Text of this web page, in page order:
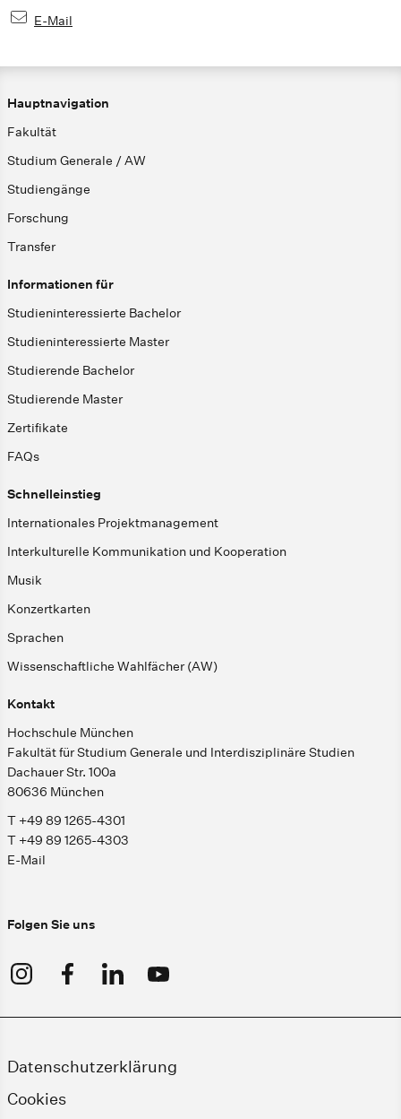
E-Mail
Hauptnavigation
Fakultät
Studium Generale / AW
Studiengänge
Forschung
Transfer
Informationen für
Studieninteressierte Bachelor
Studieninteressierte Master
Studierende Bachelor
Studierende Master
Zertifikate
FAQs
Schnelleinstieg
Internationales Projektmanagement
Interkulturelle Kommunikation und Kooperation
Musik
Konzertkarten
Sprachen
Wissenschaftliche Wahlfächer (AW)
Kontakt
Hochschule München
Fakultät für Studium Generale und Interdisziplinäre Studien
Dachauer Str. 100a
80636 München
T +49 89 1265-4301
T +49 89 1265-4303
E-Mail
Folgen Sie uns
Datenschutzerklärung
Cookies